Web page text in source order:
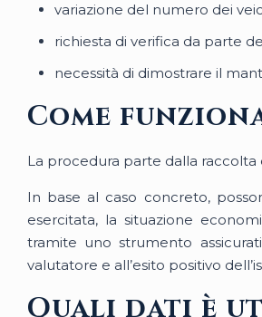
variazione del numero dei
richiesta di verifica da parte
necessità di dimostrare il
Come
La procedura parte dalla raccolta
In base al caso concreto,
esercitata, la situazione
tramite uno strumento
valutatore e all’esito positivo
Quali dati è